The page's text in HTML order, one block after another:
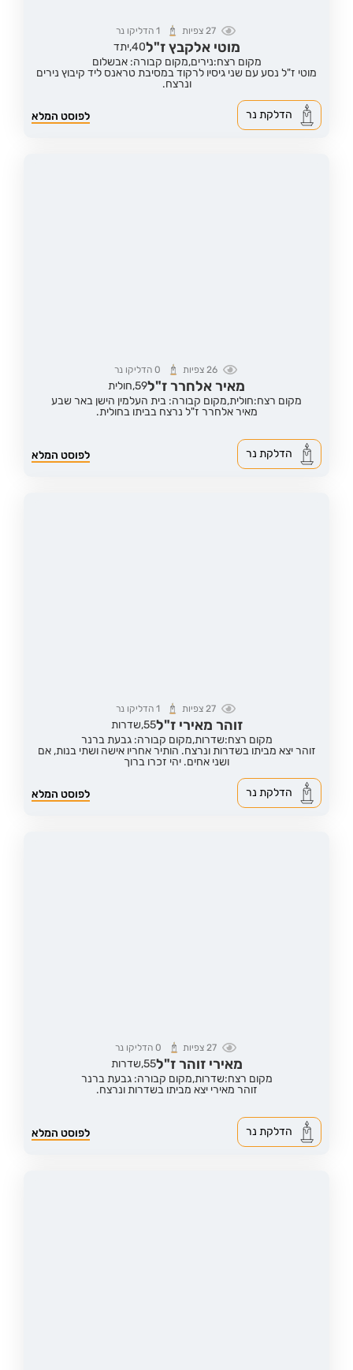
27 צפיות 1הדליקו נר
מוטי אלקבץ ז"ל40,יתד
מקום רצח:נירים,מקום קבורה: אבשלום
מוטי ז"ל נסע עם שני גיסיו לרקוד במסיבת טראנס ליד קיבוץ נירים
ונרצח.
לפוסט המלא הדלקת נר
26 צפיות 0הדליקו נר
מאיר אלחרר ז"ל59, חולית
מקום רצח:חולית,מקום קבורה: בית העלמין הישן באר שבע
מאיר אלחרר ז"ל נרצח בביתו בחולית.
לפוסט המלא הדלקת נר
27 צפיות 1הדליקו נר
זוהר מאירי ז"ל55, שדרות
מקום רצח:שדרות,מקום קבורה: גבעת ברנר
זוהר יצא מביתו בשדרות ונרצח. הותיר אחריו אישה ושתי בנות, אם
ושני אחים. יהי זכרו ברוך
לפוסט המלא הדלקת נר
27צפיות 0 הדליקו נר
מאירי זוהר ז"ל55, שדרות
מקום רצח:שדרות,מקום קבורה: גבעת ברנר
זוהר מאירי יצא מביתו בשדרות ונרצח.
לפוסט המלא הדלקת נר